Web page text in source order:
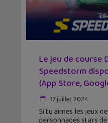
Le jeu de course
Speedstorm
(App Store,
17 juillet 2024
Si tu aimes les jeux
personnages stars